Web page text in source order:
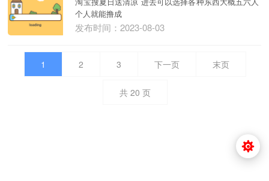
个人就能撸成
发布时间：2023-08-03
1 2 3 下一页 末页
共 20 页